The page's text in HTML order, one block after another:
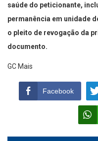
saúde do peticionante,
permanência em unidade
o pleito de revogação da
documento.
GC Mais
Facebook